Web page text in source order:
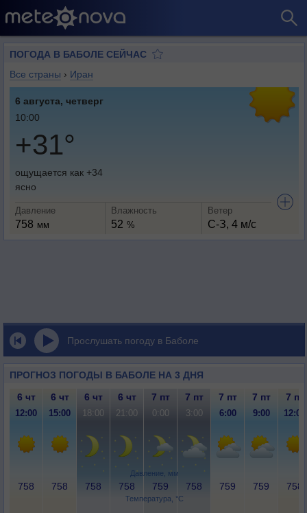
ПОГОДА В БАБОЛЕ СЕЙЧАС
Все страны › Иран
6 августа, четверг
10:00
+31°
ощущается как +34
ясно
Давление
758 мм
Влажность
52 %
Ветер
С-З, 4 м/с
Прослушать погоду в Баболе
ПРОГНОЗ ПОГОДЫ В БАБОЛЕ НА 3 ДНЯ
Давление, мм
Температура, °C
6 чт 6 чт 6 чт 6 чт 7 пт 7 пт 7 пт 7 пт 7 пт
12:00 15:00 18:00 21:00 0:00 3:00 6:00 9:00 12:00
758 758 758 758 759 758 759 759 758